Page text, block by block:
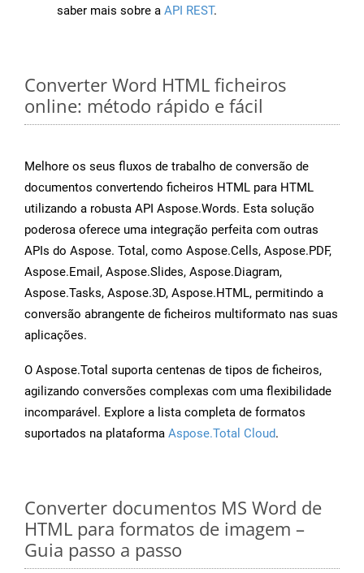
saber mais sobre a API REST.
Converter Word HTML ficheiros
online: método rápido e fácil
Melhore os seus fluxos de trabalho de conversão de
documentos convertendo ficheiros HTML para HTML
utilizando a robusta API Aspose.Words. Esta solução
poderosa oferece uma integração perfeita com outras
APIs do Aspose. Total, como Aspose.Cells, Aspose.PDF,
Aspose.Email, Aspose.Slides, Aspose.Diagram,
Aspose.Tasks, Aspose.3D, Aspose.HTML, permitindo a
conversão abrangente de ficheiros multiformato nas suas
aplicações.
O Aspose.Total suporta centenas de tipos de ficheiros,
agilizando conversões complexas com uma flexibilidade
incomparável. Explore a lista completa de formatos
suportados na plataforma Aspose.Total Cloud.
Converter documentos MS Word de
HTML para formatos de imagem –
Guia passo a passo